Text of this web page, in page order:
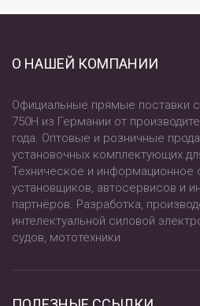
О НАШЕЙ КОМПАНИИ
Официальные прямые поставки
750H из Германии от
года. Оптовые и розничные
установочных комплектующих
Техническое и информационное
установщиков, автосервисов и
партнёров. Разработка,
интелектуальной силовой
судов, мототехники.